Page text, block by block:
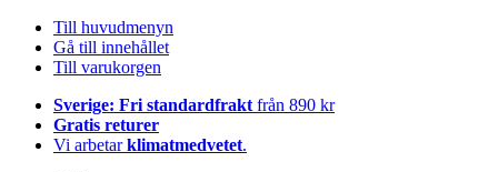
Till huvudmenyn
Gå till innehållet
Till varukorgen
Sverige: Fri standardfrakt från 890 kr
Gratis returer
Vi arbetarklimatmedvetet.